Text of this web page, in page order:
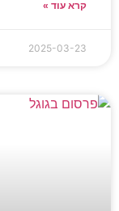
קרא עוד »
2025-03-23